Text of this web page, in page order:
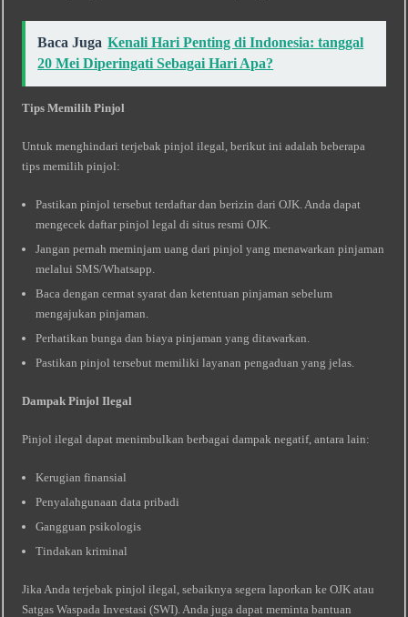
Baca Juga Kenali Hari Penting di Indonesia: tanggal
20 Mei Diperingati Sebagai Hari Apa?
Tips Memilih Pinjol
Untuk menghindari terjebak pinjol ilegal, berikut ini adalah beberapa
tips memilih pinjol:
Pastikan pinjol tersebut terdaftar dan berizin dari OJK. Anda dapat
mengecek daftar pinjol legal di situs resmi OJK.
Jangan pernah meminjam uang dari pinjol yang menawarkan pinjaman
melalui SMS/Whatsapp.
Baca dengan cermat syarat dan ketentuan pinjaman sebelum
mengajukan pinjaman.
Perhatikan bunga dan biaya pinjaman yang ditawarkan.
Pastikan pinjol tersebut memiliki layanan pengaduan yang jelas.
Dampak Pinjol Ilegal
Pinjol ilegal dapat menimbulkan berbagai dampak negatif, antara lain:
Kerugian finansial
Penyalahgunaan data pribadi
Gangguan psikologis
Tindakan kriminal
Jika Anda terjebak pinjol ilegal, sebaiknya segera laporkan ke OJK atau
Satgas Waspada Investasi (SWI). Anda juga dapat meminta bantuan